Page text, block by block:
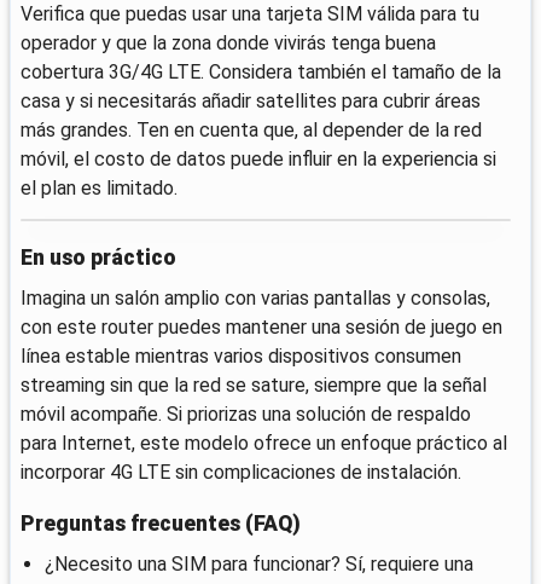
Verifica que puedas usar una tarjeta SIM válida para tu
operador y que la zona donde vivirás tenga buena
cobertura 3G/4G LTE. Considera también el tamaño de la
casa y si necesitarás añadir satellites para cubrir áreas
más grandes. Ten en cuenta que, al depender de la red
móvil, el costo de datos puede influir en la experiencia si
el plan es limitado.
En uso práctico
Imagina un salón amplio con varias pantallas y consolas,
con este router puedes mantener una sesión de juego en
línea estable mientras varios dispositivos consumen
streaming sin que la red se sature, siempre que la señal
móvil acompañe. Si priorizas una solución de respaldo
para Internet, este modelo ofrece un enfoque práctico al
incorporar 4G LTE sin complicaciones de instalación.
Preguntas frecuentes (FAQ)
¿Necesito una SIM para funcionar? Sí, requiere una